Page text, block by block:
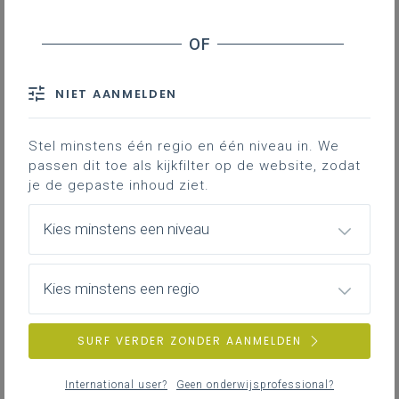
Hoger onderwijs - Mentaal welzijn studenten
Hoger onderwijs - Leerkrediet
Graduaatsopleidingen - Studieduur
Hoger onderwijs - Trajectstartende studenten
studieresultaten
Hoger onderwijs - Schakelprogramma's
Taalrichtingen secundair onderwijs - Nieuw
aanbod (2)
achtergrondkenmerk
NIET AANMELDEN
Stel minstens één regio en één niveau in. We
passen dit toe als kijkfilter op de website, zodat
je de gepaste inhoud ziet.
Kies minstens een niveau
Kies minstens een regio
SURF VERDER ZONDER AANMELDEN
International user? Geen onderwijsprofessional?